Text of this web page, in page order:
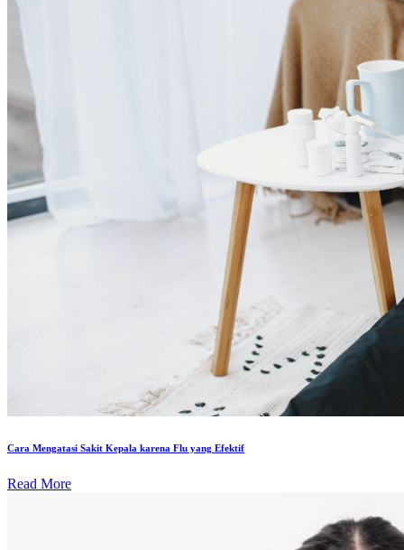
Cara Mengatasi Sakit Kepala karena Flu yang Efektif
Read More